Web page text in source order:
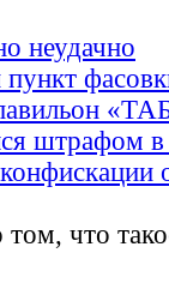
неудачно
штрафом
что